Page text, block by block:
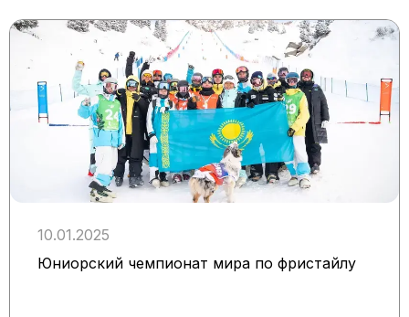
10.01.2025
Юниорский чемпионат мира по фристайлу